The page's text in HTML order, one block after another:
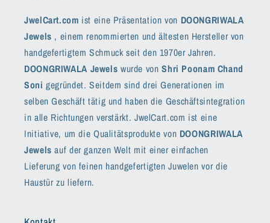
JwelCart.com ist eine Präsentation von DOONGRIWALA
Jewels , einem renommierten und ältesten Hersteller von
handgefertigtem Schmuck seit den 1970er Jahren.
DOONGRIWALA Jewels wurde vonShri Poonam Chand
Soni gegründet. Seitdem sind drei Generationen im
selben Geschäft tätig und haben die Geschäftsintegration
in alle Richtungen verstärkt. JwelCart.com ist eine
Initiative, um die Qualitätsprodukte von DOONGRIWALA
Jewels auf der ganzen Welt mit einer einfachen
Lieferung von feinen handgefertigten Juwelen vor die
Haustür zu liefern.